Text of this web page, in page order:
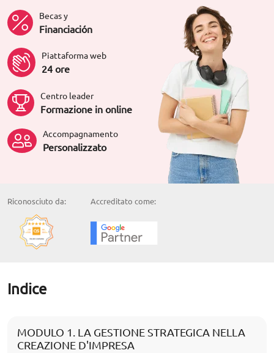
Becas y
Financiación
Piattaforma web
24 ore
Centro leader
Formazione in online
Accompagnamento
Personalizzato
Riconosciuto da: Accreditato come:
Indice
MODULO 1. LA GESTIONE STRATEGICA NELLA
CREAZIONE D'IMPRESA